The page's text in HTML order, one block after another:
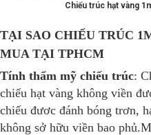
Chiếu trúc hạt vàng
TẠI SAO CHIẾU TRÚC
MUA TẠI TPHCM
Tính thẩm mỹ chiếu trúc:
chiếu hạt vàng không viền
chiếu đươc đánh bóng trơn,
không sở hữu viền bao